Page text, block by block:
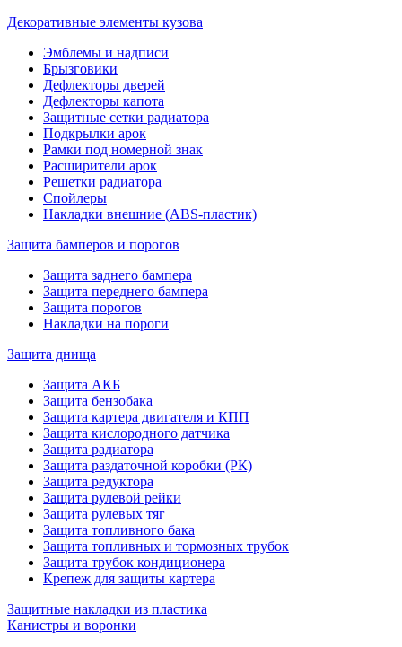
Декоративные элементы кузова
Эмблемы и надписи
Брызговики
Дефлекторы дверей
Дефлекторы капота
Защитные сетки радиатора
Подкрылки арок
Рамки под номерной знак
Расширители арок
Решетки радиатора
Спойлеры
Накладки внешние (ABS-пластик)
Защита бамперов и порогов
Защита заднего бампера
Защита переднего бампера
Защита порогов
Накладки на пороги
Защита днища
Защита АКБ
Защита бензобака
Защита картера двигателя и КПП
Защита кислородного датчика
Защита радиатора
Защита раздаточной коробки (РК)
Защита редуктора
Защита рулевой рейки
Защита рулевых тяг
Защита топливного бака
Защита топливных и тормозных трубок
Защита трубок кондиционера
Крепеж для защиты картера
Защитные накладки из пластика
Канистры и воронки